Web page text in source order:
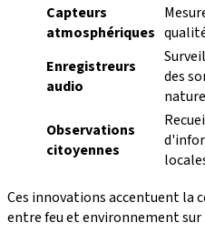
Capteurs
atmosphériques
Enregistreurs
audio
des
nature
Observations
citoyennes
Ces innovations accentuent la
entre feu et environnement